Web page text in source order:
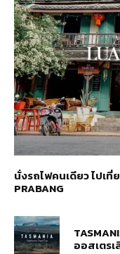
นั่งรถไฟคนเดียว ไปเที่
PRABANG
ออสเตรเ